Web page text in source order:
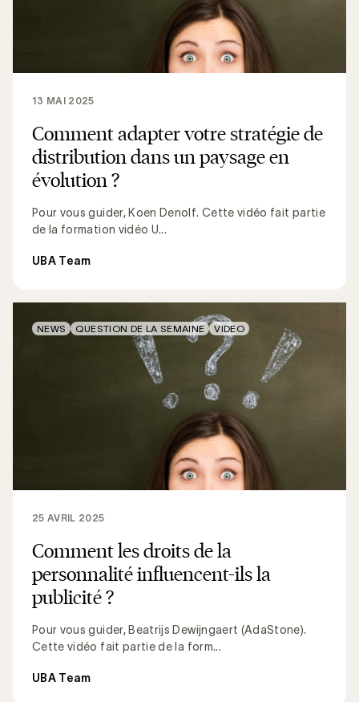
Comment adapter votre stratégie de
distribution dans un paysage en
évolution ?
Pour vous guider, Koen Denolf. Cette vidéo fait partie
de la formation vidéo U...
13 MAI 2025
UBA Team
Comment les droits de la
personnalité influencent-ils la
publicité ?
Pour vous guider, Beatrijs Dewijngaert (AdaStone).
Cette vidéo fait partie de la form...
25 AVRIL 2025
UBA Team
NEWS QUESTION DE LA SEMAINE VIDEO